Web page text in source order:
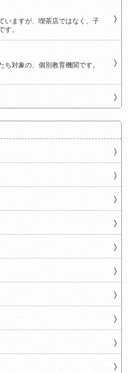
いますが、喫茶店ではなく、子
す。
対象の、個別教育機関です。